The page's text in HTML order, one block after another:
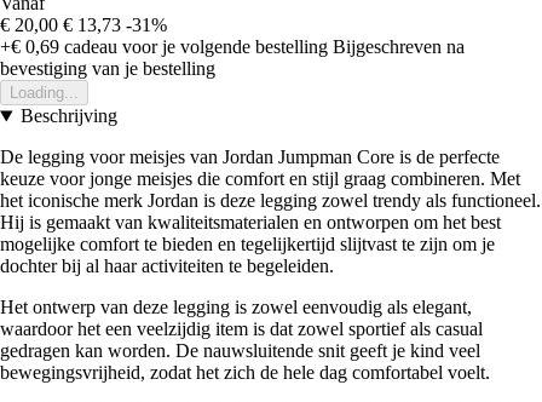
€ 20,00 € 13,73 -31%
+€ 0,69 cadeau voor je volgende bestelling Bijgeschreven na
bevestiging van je bestelling
Loading...
Beschrijving
De legging voor meisjes van Jordan Jumpman Core is de perfecte
keuze voor jonge meisjes die comfort en stijl graag combineren. Met
het iconische merk Jordan is deze legging zowel trendy als functioneel.
Hij is gemaakt van kwaliteitsmaterialen en ontworpen om het best
mogelijke comfort te bieden en tegelijkertijd slijtvast te zijn om je
dochter bij al haar activiteiten te begeleiden.
Het ontwerp van deze legging is zowel eenvoudig als elegant,
waardoor het een veelzijdig item is dat zowel sportief als casual
gedragen kan worden. De nauwsluitende snit geeft je kind veel
bewegingsvrijheid, zodat het zich de hele dag comfortabel voelt.